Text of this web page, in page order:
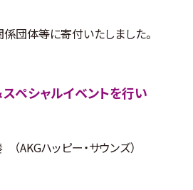
団体等に寄付いたしました。
ペシャルイベントを行い
AKGハッピー・サウンズ）